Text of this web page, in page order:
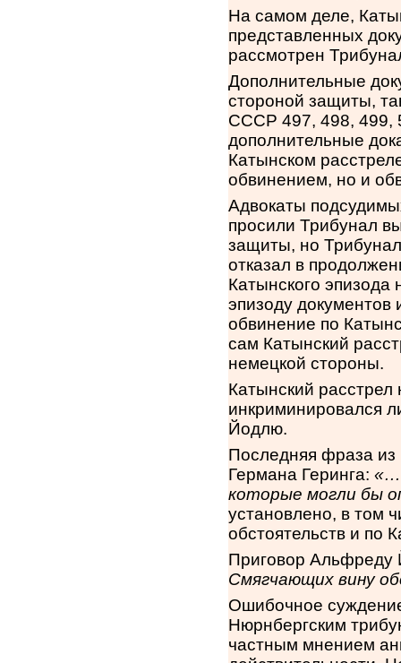
На самом деле,
представленных
рассмотрен
Дополнительные
стороной защиты,
СССР 497, 498, 499,
дополнительные
Катынском
обвинением, но и
Адвокаты
просили Трибунал
защиты, но
отказал в
Катынского
эпизоду документов
обвинение по
сам Катынский
немецкой стороны.
Катынский
инкриминировался
Йодлю.
Последняя фраза
Германа Геринга: «…
которые могли бы
установлено, в том
обстоятельств и по
Приговор Альфреду
Смягчающих вину
Ошибочное
Нюрнбергским
частным мнением